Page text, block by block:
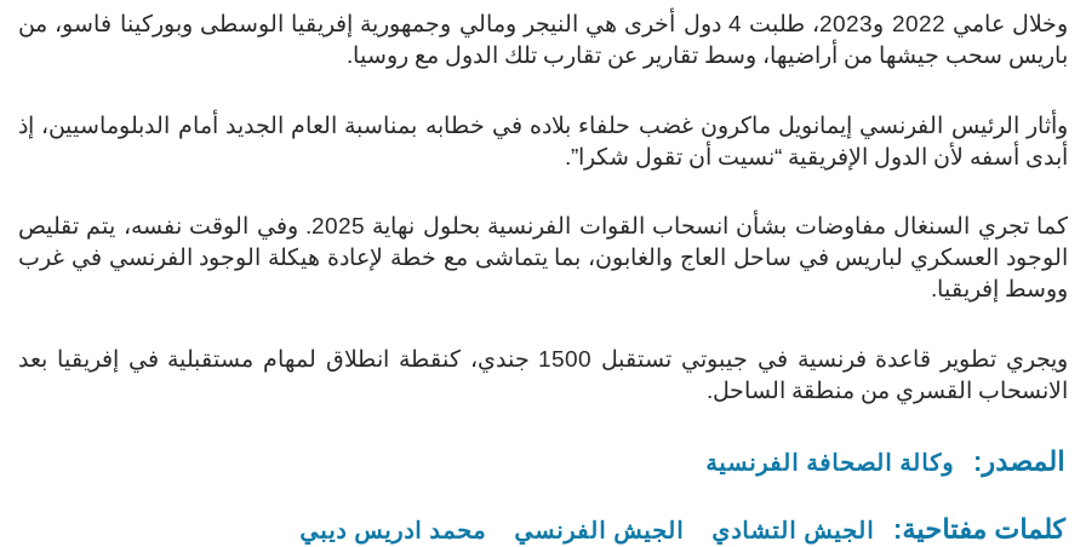
وخلال عامي 2022 و2023، طلبت 4 دول أخرى هي النيجر ومالي وجمهورية إفريقيا الوسطى وبوركينا فاسو، من
باريس سحب جيشها من أراضيها، وسط تقارير عن تقارب تلك الدول مع روسيا.
وأثار الرئيس الفرنسي إيمانويل ماكرون غضب حلفاء بلاده في خطابه بمناسبة العام الجديد أمام الدبلوماسيين، إذ
أبدى أسفه لأن الدول الإفريقية “نسيت أن تقول شكرا”.
كما تجري السنغال مفاوضات بشأن انسحاب القوات الفرنسية بحلول نهاية 2025. وفي الوقت نفسه، يتم تقليص
الوجود العسكري لباريس في ساحل العاج والغابون، بما يتماشى مع خطة لإعادة هيكلة الوجود الفرنسي في غرب
ووسط إفريقيا.
ويجري تطوير قاعدة فرنسية في جيبوتي تستقبل 1500 جندي، كنقطة انطلاق لمهام مستقبلية في إفريقيا بعد
الانسحاب القسري من منطقة الساحل.
المصدر: وكالة الصحافة الفرنسية
كلمات مفتاحية: الجيش التشادي الجيش الفرنسي محمد ادريس ديبي